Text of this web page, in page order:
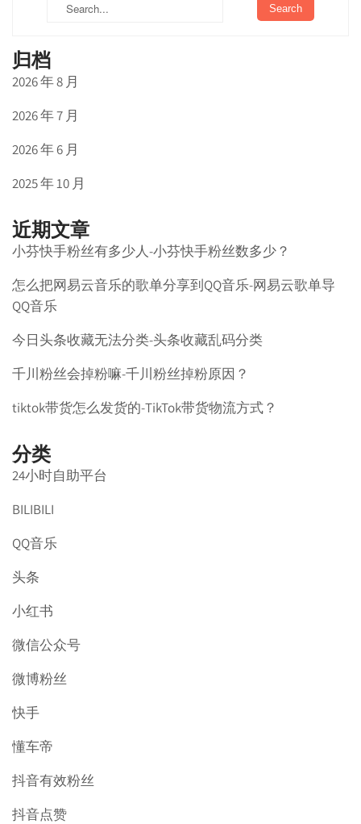
归档
2026 年 8 月
2026 年 7 月
2026 年 6 月
2025 年 10 月
近期文章
小芬快手粉丝有多少人-小芬快手粉丝数多少？
怎么把网易云音乐的歌单分享到QQ音乐-网易云歌单导
QQ音乐
今日头条收藏无法分类-头条收藏乱码分类
千川粉丝会掉粉嘛-千川粉丝掉粉原因？
tiktok带货怎么发货的-TikTok带货物流方式？
分类
24小时自助平台
BILIBILI
QQ音乐
头条
小红书
微信公众号
微博粉丝
快手
懂车帝
抖音有效粉丝
抖音点赞